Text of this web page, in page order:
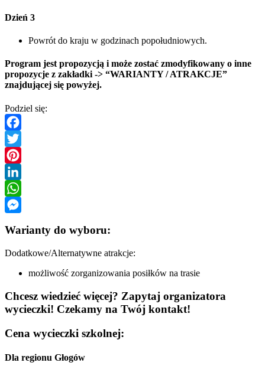
Dzień 3
Powrót do kraju w godzinach popołudniowych.
Program jest propozycją i może zostać zmodyfikowany o inne
propozycje z zakładki -> “WARIANTY / ATRAKCJE”
znajdującej się powyżej.
Podziel się:
Facebook
Twitter
Pinterest
LinkedIn
WhatsApp
Warianty do wyboru:
Dodatkowe/Alternatywne atrakcje:
możliwość zorganizowania posiłków na trasie
Chcesz wiedzieć więcej? Zapytaj organizatora
wycieczki! Czekamy na Twój kontakt!
Cena wycieczki szkolnej:
Dla regionu Głogów